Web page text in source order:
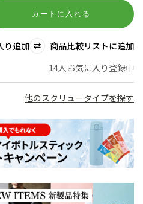
カートに入れる
り追加
商品比較リストに追加
14人お気に入り登録中
他のスクリュータイプを探す